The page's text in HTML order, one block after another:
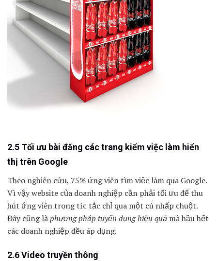
2.5 Tối ưu bài đăng các trang kiếm việc làm hiển
thị trên Google
Theo nghiên cứu, 75% ứng viên tìm việc làm qua Google.
Vì vậy website của doanh nghiệp cần phải tối ưu để thu
hút ứng viên trong tíc tắc chỉ qua một cú nhấp chuột.
Đây cũng làphương pháp tuyển dụng hiệu quả mà hầu hết
các doanh nghiệp đều áp dụng.
2.6 Video truyền thông